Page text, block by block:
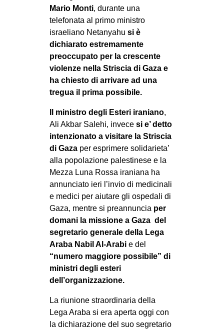
Mario Monti, durante una
telefonata al primo ministro
israeliano Netanyahu si è
dichiarato estremamente
preoccupato per la crescente
violenze nella Striscia di Gaza e
ha chiesto di arrivare ad una
tregua il prima possibile.
Il ministro degli Esteri iraniano,
Ali Akbar Salehi, invece si e’ detto
intenzionato a visitare la Striscia
di Gaza per esprimere solidarieta’
alla popolazione palestinese e la
Mezza Luna Rossa iraniana ha
annunciato ieri l’invio di medicinali
e medici per aiutare gli ospedali di
Gaza, mentre si preannuncia per
domani la missione a Gaza del
segretario generale della Lega
Araba Nabil Al-Arabi e del
“numero maggiore possibile” di
ministri degli esteri
dell’organizzazione.
La riunione straordinaria della
Lega Araba si era aperta oggi con
la dichiarazione del suo segretario